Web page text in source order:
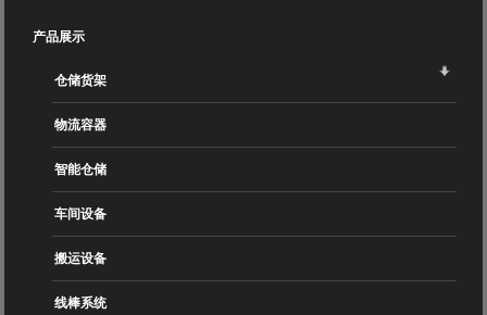
产品展示
仓储货架
物流容器
智能仓储
车间设备
搬运设备
线棒系统